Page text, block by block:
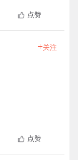
点赞
+关注
点赞